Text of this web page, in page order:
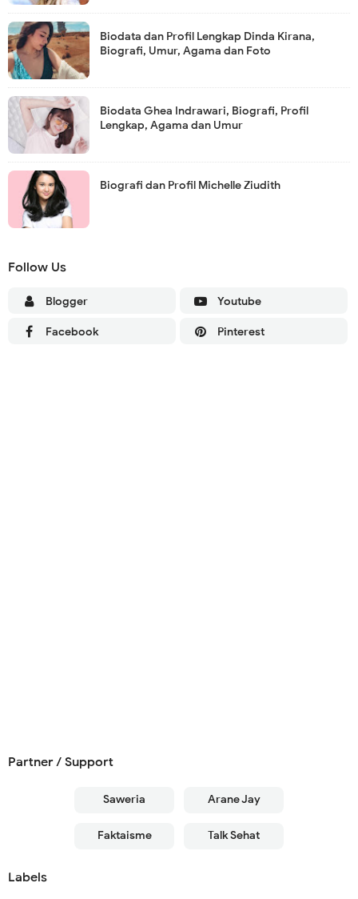
Biodata dan Profil Lengkap Dinda Kirana,
Biografi, Umur, Agama dan Foto
Biodata Ghea Indrawari, Biografi, Profil
Lengkap, Agama dan Umur
Biografi dan Profil Michelle Ziudith
Follow Us
Blogger Youtube
Facebook Pinterest
Partner / Support
Saweria Arane Jay
Faktaisme Talk Sehat
Labels